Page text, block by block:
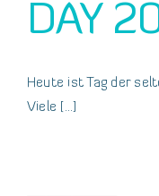
DAY
Heute ist Tag der
Viele [...]